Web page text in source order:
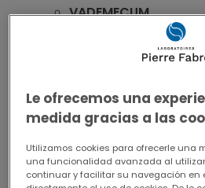
VADEMECUM
FORMACIÓN
WEBINARS
RECURSOS
VADEMECUM
ONCOLOGÍA
Le ofrecemos una
medida gracias a las
Utilizamos cookies para ofrecerle una
una funcionalidad avanzada al utilizar
continuar y facilitar su navegación en